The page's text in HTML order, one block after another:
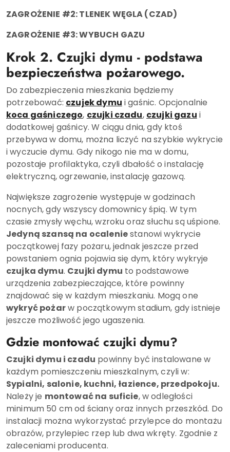
ZAGROŻENIE #2: TLENEK WĘGLA (CZAD)
ZAGROŻENIE #3: WYBUCH GAZU
Krok 2. Czujki dymu - podstawa
bezpieczeństwa pożarowego.
Do zabezpieczenia mieszkania będziemy
potrzebować: czujek dymu i gaśnic. Opcjonalnie
koca gaśniczego, czujki czadu, czujki gazu i
dodatkowej gaśnicy. W ciągu dnia, gdy ktoś
przebywa w domu, można liczyć na szybkie wykrycie
i wyczucie dymu. Gdy nikogo nie ma w domu,
pozostaje profilaktyka, czyli dbałość o instalację
elektryczną, ogrzewanie, instalację gazową.
Największe zagrożenie występuje w godzinach
nocnych, gdy wszyscy domownicy śpią. W tym
czasie zmysły węchu, wzroku oraz słuchu są uśpione.
Jedyną szansą na ocaleniestanowi wykrycie
początkowej fazy pożaru, jednak jeszcze przed
powstaniem ognia pojawia się dym, który wykryje
czujka dymu. Czujki dymu to podstawowe
urządzenia zabezpieczające, które powinny
znajdować się w każdym mieszkaniu. Mogą one
wykryć pożarw początkowym stadium, gdy istnieje
jeszcze możliwość jego ugaszenia.
Gdzie montować czujki dymu?
Czujki dymu i czadu powinny być instalowane w
każdym pomieszczeniu mieszkalnym, czyli w:
Sypialni, salonie, kuchni, łazience, przedpokoju.
Należy je montować na suficie, w odległości
minimum 50 cm od ściany oraz innych przeszkód. Do
instalacji można wykorzystać przylepce do montażu
obrazów, przylepiec rzep lub dwa wkręty. Zgodnie z
zaleceniami producenta.